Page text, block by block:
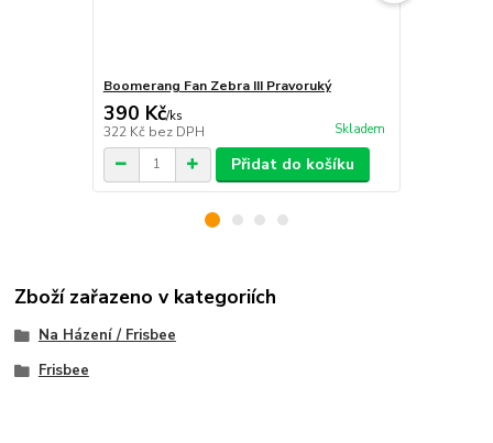
Boomerang Fan Zebra III Pravoruký
390 Kč/ks
322 Kč bez DPH Skladem
Přidat do košíku
Zboží zařazeno v kategoriích
Na Házení / Frisbee
Frisbee